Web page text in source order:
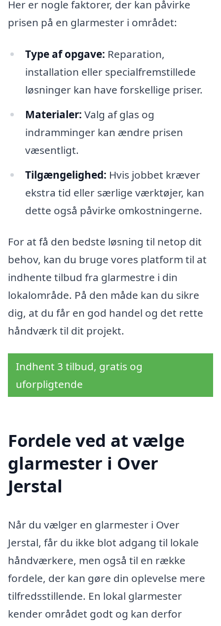
Her er nogle faktorer, der kan påvirke
prisen på en glarmester i området:
Type af opgave: Reparation,
installation eller specialfremstillede
løsninger kan have forskellige priser.
Materialer: Valg af glas og
indramminger kan ændre prisen
væsentligt.
Tilgængelighed: Hvis jobbet kræver
ekstra tid eller særlige værktøjer, kan
dette også påvirke omkostningerne.
For at få den bedste løsning til netop dit
behov, kan du bruge vores platform til at
indhente tilbud fra glarmestre i din
lokalområde. På den måde kan du sikre
dig, at du får en god handel og det rette
håndværk til dit projekt.
Indhent 3 tilbud, gratis og
uforpligtende
Fordele ved at vælge
glarmester i Over
Jerstal
Når du vælger en glarmester i Over
Jerstal, får du ikke blot adgang til lokale
håndværkere, men også til en række
fordele, der kan gøre din oplevelse mere
tilfredsstillende. En lokal glarmester
kender området godt og kan derfor